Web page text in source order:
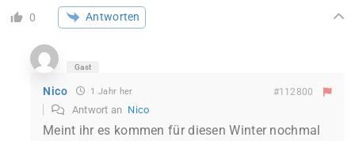
0 Antworten
Gast
Nico 1 Jahr her #112800
Antwort an Nico
Meint ihr es kommen für diesen Winter nochmal